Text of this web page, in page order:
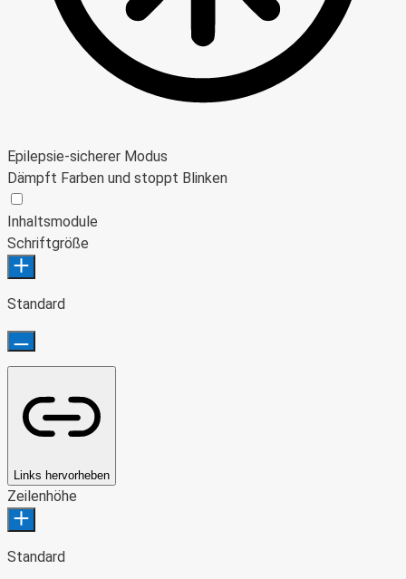
Epilepsie-sicherer Modus
Dämpft Farben und stoppt Blinken
Inhaltsmodule
Schriftgröße
Standard
Links hervorheben
Zeilenhöhe
Standard